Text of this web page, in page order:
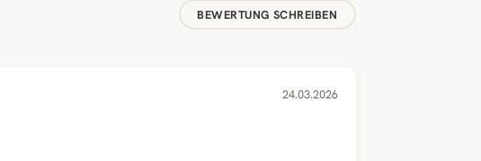
BEWERTUNG SCHREIBEN
24.03.2026